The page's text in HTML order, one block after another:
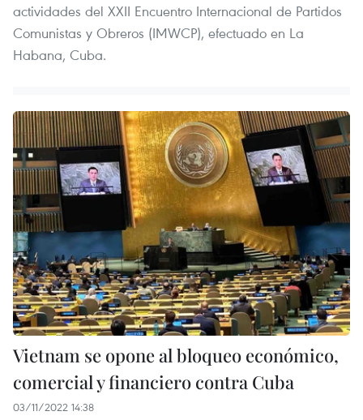
actividades del XXII Encuentro Internacional de Partidos
Comunistas y Obreros (IMWCP), efectuado en La
Habana, Cuba.
Vietnam se opone al bloqueo económico,
comercial y financiero contra Cuba
03/11/2022 14:38